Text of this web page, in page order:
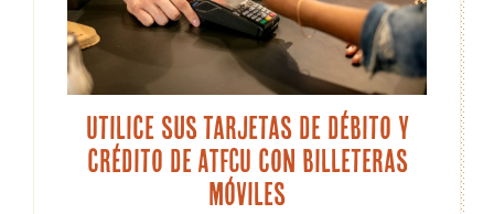
Utilice sus tarjetas de débito y
crédito de ATFCU con billeteras
móviles